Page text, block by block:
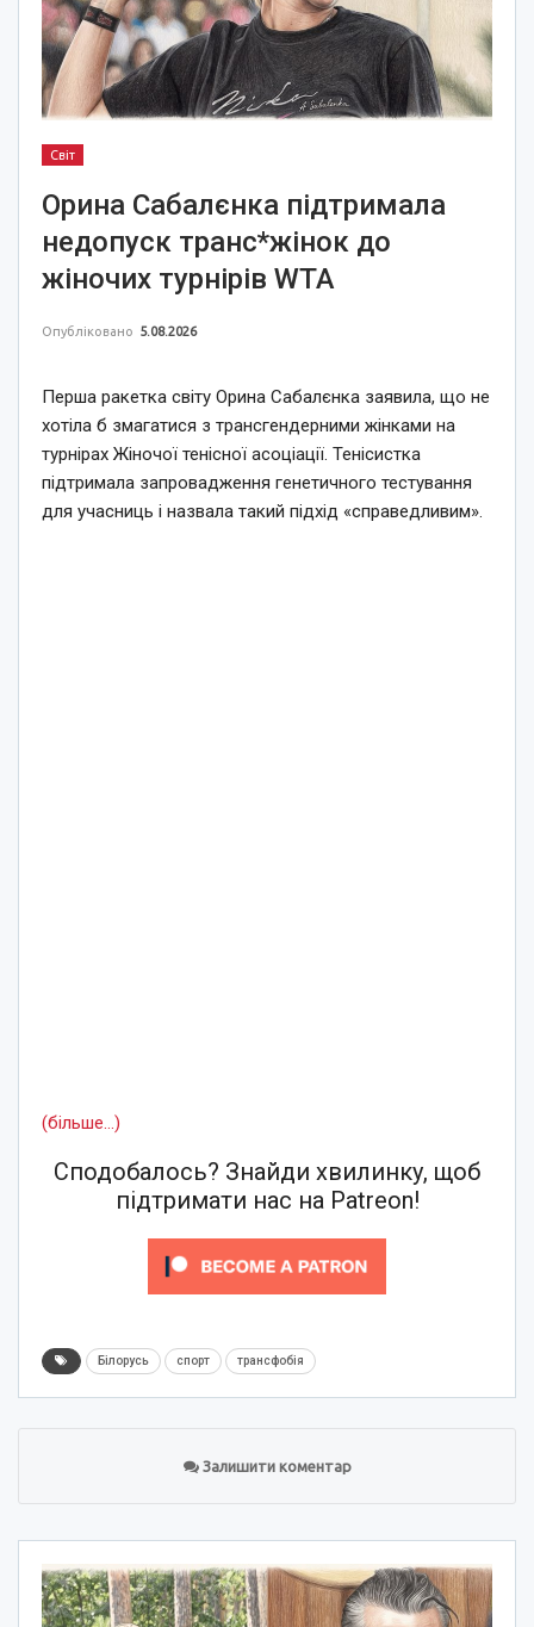
Світ
Орина Сабалєнка підтримала
недопуск транс*жінок до
жіночих турнірів WTA
Опубліковано 5.08.2026
Перша ракетка світу Орина Сабалєнка заявила, що не
хотіла б змагатися з трансгендерними жінками на
турнірах Жіночої тенісної асоціації. Тенісистка
підтримала запровадження генетичного тестування
для учасниць і назвала такий підхід «справедливим».
(більше…)
Сподобалось? Знайди хвилинку, щоб
підтримати нас на Patreon!
Білорусь спорт трансфобія
Залишити коментар